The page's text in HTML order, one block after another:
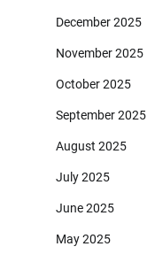
December 2025
November 2025
October 2025
September 2025
August 2025
July 2025
June 2025
May 2025